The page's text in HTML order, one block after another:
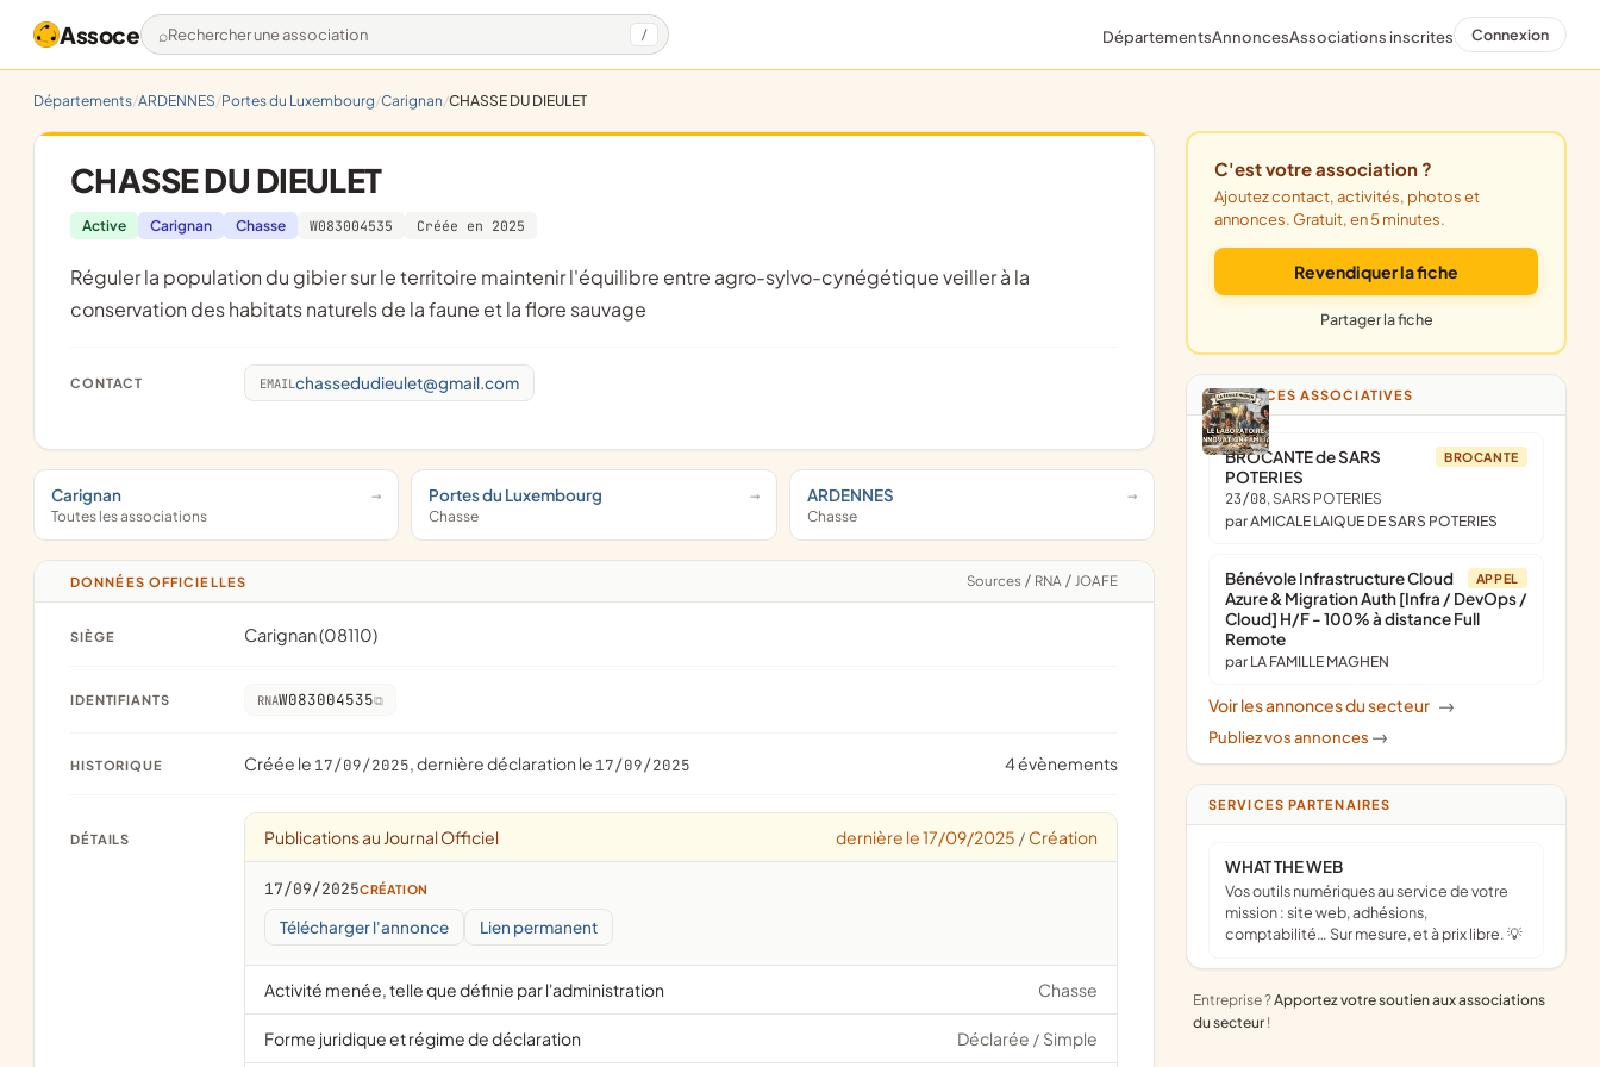
Assoce Rechercher une association / DépartementsAnnoncesAssociations inscrites Connexion
Départements ARDENNES Portes du Luxembourg Carignan CHASSE DU DIEULET
CHASSE DU DIEULET
Active Carignan Chasse W083004535 Créée en 2025
réguler la population du gibier sur le territoire maintenir l'équilibre entre agro-sylvo-cynégétique veiller à la
conservation des habitats naturels de la faune et la flore sauvage
CONTACT EMAIL chassedudieulet@gmail.com
Carignan
Toutes les associations
Portes du Luxembourg
Chasse
ARDENNES
Chasse
DONNÉES OFFICIELLES Sources / RNA / JOAFE
SIÈGE Carignan (08110)
IDENTIFIANTS RNAW083004535
HISTORIQUE Créée le 17/09/2025, dernière déclaration le 17/09/2025 4 évènements
DÉTAILS Publications au Journal Officiel dernière le 17/09/2025 / Création
17/09/2025CRÉATION
Télécharger l'annonce Lien permanent
Activité menée, telle que définie par l'administration Chasse
Forme juridique et régime de déclaration Déclarée / Simple
C'est votre association ?
Ajoutez contact, activités, photos et
annonces. Gratuit, en 5 minutes.
Revendiquer la fiche
Partager la fiche
ANNONCES ASSOCIATIVES
BROCANTE
BROCANTE de SARS
POTERIES
23/08, SARS POTERIES
par AMICALE LAIQUE DE SARS POTERIES
APPEL
Bénévole Infrastructure Cloud
Azure & Migration Auth [Infra / DevOps /
Cloud] H/F - 100% à distance Full
Remote
par LA FAMILLE MAGHEN
Voir les annonces du secteur ->
Publiez vos annonces ->
SERVICES PARTENAIRES
WHAT THE WEB
Vos outils numériques au service de votre
mission : site web, adhésions,
comptabilité… Sur mesure, et à prix libre. 💡
Entreprise ?Apportez votre soutien aux associations
du secteur !